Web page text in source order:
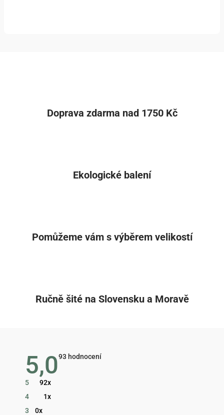
Doprava zdarma nad 1750 Kč
Ekologické balení
Pomůžeme vám s výběrem velikostí
Ručně šité na Slovensku a Moravě
5,0Průměrné
93 hodnocení
5
92x
4
1x
3
0x